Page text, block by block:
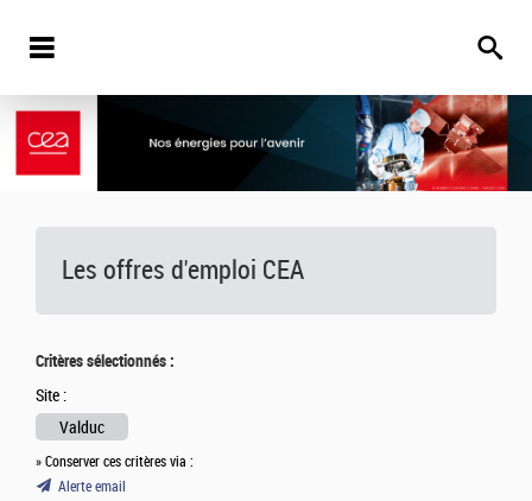
Les offres d'emploi CEA
Critères sélectionnés :
Site :
Valduc
» Conserver ces critères via :
Alerte email